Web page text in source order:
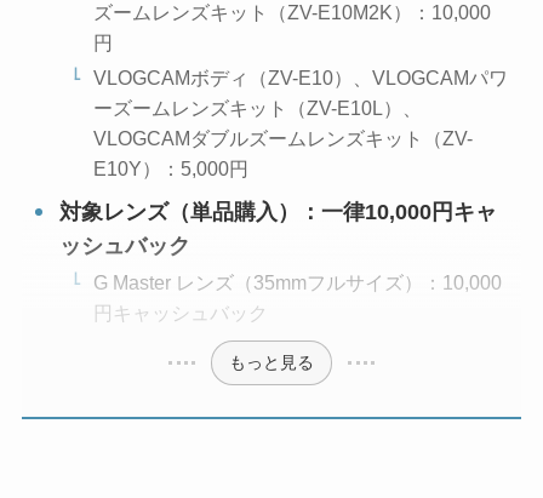
ズームレンズキット（ZV-E10M2K）：10,000
円
VLOGCAMボディ（ZV-E10）、VLOGCAMパワ
ーズームレンズキット（ZV-E10L）、
VLOGCAMダブルズームレンズキット（ZV-
E10Y）：5,000円
対象レンズ（単品購入）：一律10,000円キャ
ッシュバック
G Master レンズ（35mmフルサイズ）：10,000
円キャッシュバック
もっと見る